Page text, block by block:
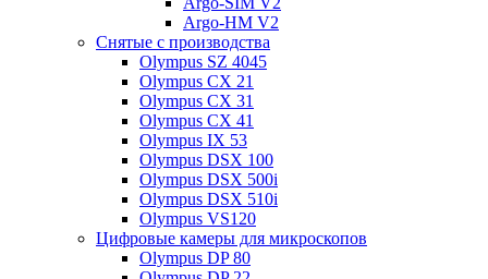
Argo-HM V2
Снятые с производства
Olympus SZ 4045
Olympus CX 21
Olympus CX 31
Olympus CX 41
Olympus IX 53
Olympus DSX 100
Olympus DSX 500i
Olympus DSX 510i
Olympus VS120
Цифровые камеры для микроскопов
Olympus DP 80